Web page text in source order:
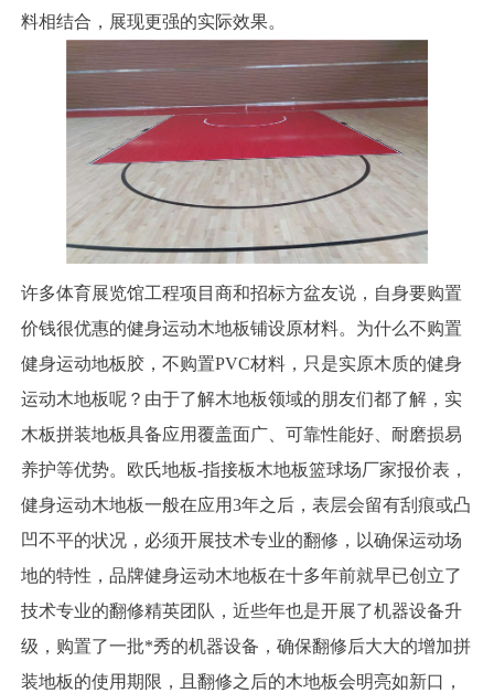
料相结合，展现更强的实际效果。
许多体育展览馆工程项目商和招标方盆友说，自身要购置
价钱很优惠的健身运动木地板铺设原材料。为什么不购置
健身运动地板胶，不购置PVC材料，只是实原木质的健身
运动木地板呢？由于了解木地板领域的朋友们都了解，实
木板拼装地板具备应用覆盖面广、可靠性能好、耐磨损易
养护等优势。欧氏地板-指接板木地板篮球场厂家报价表，
健身运动木地板一般在应用3年之后，表层会留有刮痕或凸
凹不平的状况，必须开展技术专业的翻修，以确保运动场
地的特性，品牌健身运动木地板在十多年前就早已创立了
技术专业的翻修精英团队，近些年也是开展了机器设备升
级，购置了一批*秀的机器设备，确保翻修后大大的增加拼
装地板的使用期限，且翻修之后的木地板会明亮如新口，